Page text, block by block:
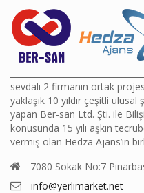
sevdalı 2 firmanın ortak
yaklaşık 10 yıldır çeşitli
yapan Ber-san Ltd. Şti. ile
konusunda 15 yılı aşkın
vermiş olan Hedza Ajans’ın
7080 Sokak No:7
info@yerlimarket.net